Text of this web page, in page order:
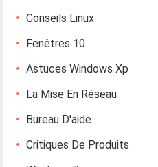
Conseils Linux
Fenêtres 10
Astuces Windows Xp
La Mise En Réseau
Bureau D'aide
Critiques De Produits